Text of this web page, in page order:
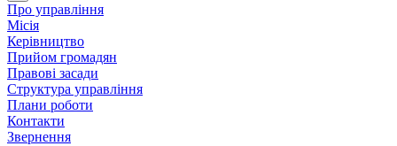
Про управління
Місія
Керівництво
Прийом громадян
Правові засади
Структура управління
Плани роботи
Контакти
Звернення